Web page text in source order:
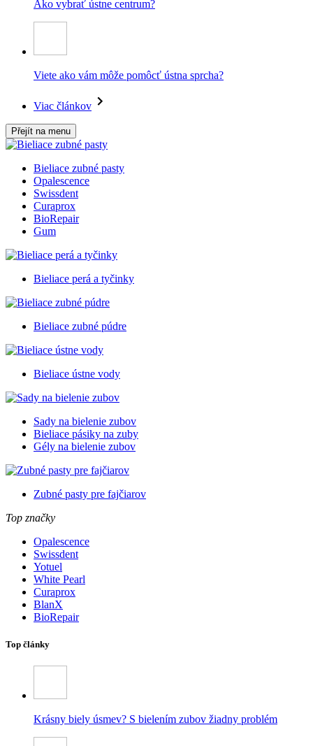
Ako vybrať ústne centrum?
Viete ako vám môže pomôcť ústna sprcha?
Viac článkov
Přejít na menu
Bieliace zubné pasty
Opalescence
Swissdent
Curaprox
BioRepair
Gum
Bieliace perá a tyčinky
Bieliace zubné púdre
Bieliace ústne vody
Sady na bielenie zubov
Bieliace pásiky na zuby
Gély na bielenie zubov
Zubné pasty pre fajčiarov
Top značky
Opalescence
Swissdent
Yotuel
White Pearl
Curaprox
BlanX
BioRepair
Top články
Krásny biely úsmev? S bielením zubov žiadny problém